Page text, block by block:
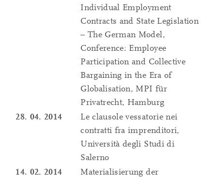
Individual Employment
Contracts and State Legislation
– The German Model,
Conference: Employee
Participation and Collective
Bargaining in the Era of
Globalisation, MPI für
Privatrecht, Hamburg
28. 04. 2014
Le clausole vessatorie nei
contratti fra imprenditori,
Università degli Studi di
Salerno
14. 02. 2014
Materialisierung der